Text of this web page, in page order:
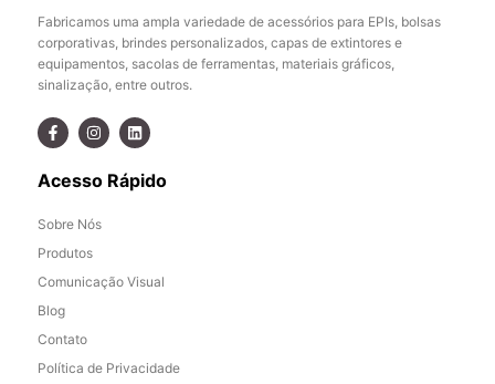
Fabricamos uma ampla variedade de acessórios para EPIs, bolsas
corporativas, brindes personalizados, capas de extintores e
equipamentos, sacolas de ferramentas, materiais gráficos,
sinalização, entre outros.
Acesso Rápido
Sobre Nós
Produtos
Comunicação Visual
Blog
Contato
Política de Privacidade